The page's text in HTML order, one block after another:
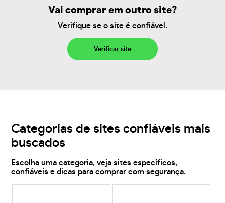
Vai comprar em outro site?
Verifique se o site é confiável.
Verificar site
Categorias de sites confiáveis mais
buscados
Escolha uma categoria, veja sites específicos,
confiáveis e dicas para comprar com segurança.